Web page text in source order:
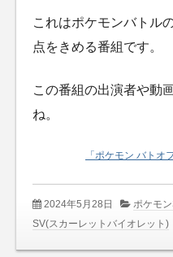
これはポケモンバトル
点をきめる番組です。
この番組の出演者や動
ね。
「ポケモン バトオ
2024年5月28日 ポケモ
SV(スカーレットバイオレット)